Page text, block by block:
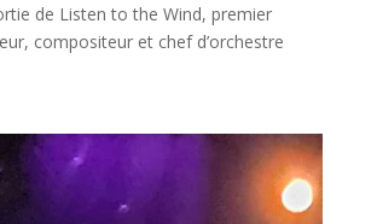
de Listen to the Wind, premier
compositeur et chef d’orchestre